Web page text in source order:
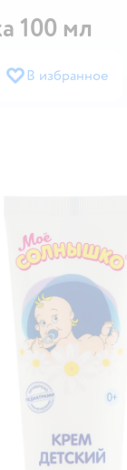
100 мл
В избранное